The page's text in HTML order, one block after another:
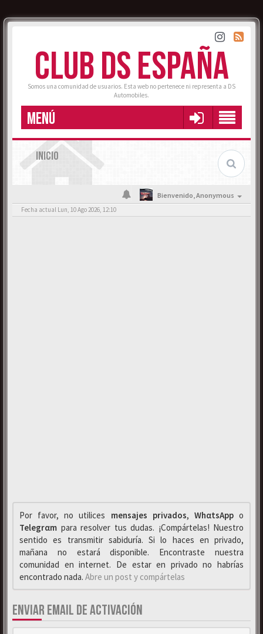
CLUB DS ESPAÑA
Somos una comunidad de usuarios. Esta web no pertenece ni representa a DS
Automobiles.
MENÚ
INICIO
Bienvenido,Anonymous
Fecha actual Lun, 10 Ago 2026, 12:10
Por favor, no utilices mensajes privados, WhαtsAppo
Telegrαm para resolver tus dudas. ¡Compártelas! Nuestro
sentido es transmitir sabiduría. Si lo haces en privado,
mañana no estará disponible. Encontraste nuestra
comunidad en internet. De estar en privado no habrías
encontrado nada. Abre un post y compártelas
ENVIAR EMAIL DE ACTIVACIÓN